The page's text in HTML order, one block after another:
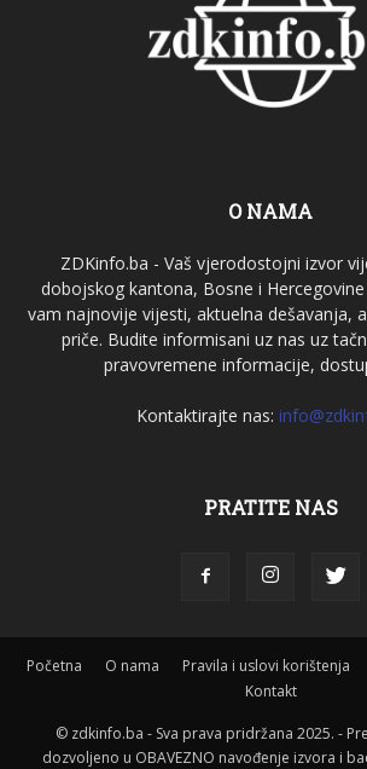
O NAMA
ZDKinfo.ba - Vaš vjerodostojni izvor
dobojskog kantona, Bosne i
vam najnovije vijesti, aktuelna dešavanja,
priče. Budite informisani uz nas uz
pravovremene informacije,
Kontaktirajte nas:
PRATITE NAS
Početna O nama Pravila i uslovi korištenja
Kontakt
© zdkinfo.ba - Sva prava pridržana 2025. -
dozvoljeno u OBAVEZNO navođenje izvora i